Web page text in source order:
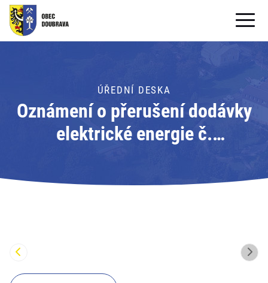
OBECNÍ ÚŘAD
PRO OBČANY
Formuláře ke stažení
PRO TURISTY
ÚŘEDNÍ DESKA
Oznámení o přerušení dodávky
elektrické energie č.
Distribuce, a.s.